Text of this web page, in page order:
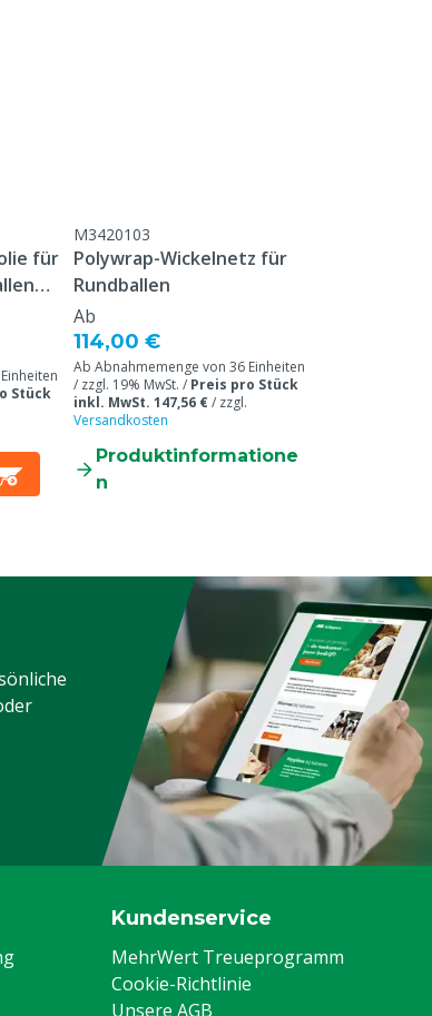
für
Stück
M3420103
Polywrap-Wickelnetz für
Rundballen
Ab
114,00 €
Ab Abnahmemenge von 36 Einheiten
/ zzgl. 19% MwSt. / Preis pro Stück
inkl. MwSt. 147,56 €/ zzgl.
Versandkosten
Produktinformatione
n
Kundenservice
MehrWert Treueprogramm
Cookie-Richtlinie
Unsere AGB